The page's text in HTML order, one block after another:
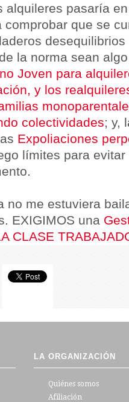
alquileres pasaría
comprobar que se
la norma sean
Joven para
y los
colectividades; y,
Expoliaciones
límites para
no me estuviera
EXIGIMOS una
CLASE
LA ORGANIZACIÓN
Quiénes somos
Afiliación